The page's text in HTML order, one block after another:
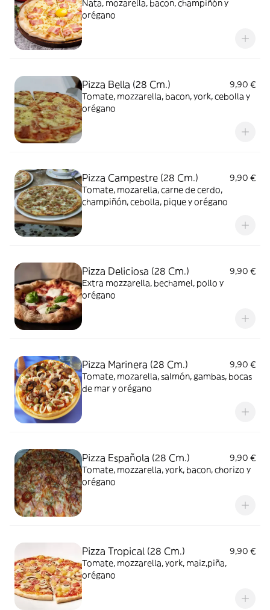
Nata, mozarella, bacon, champiñón y
orégano
Pizza Bella (28 Cm.)
9,90 €
Tomate, mozzarella, bacon, york, cebolla y
orégano
Pizza Campestre (28 Cm.)
9,90 €
Tomate, mozarella, carne de cerdo,
champiñón, cebolla, pique y orégano
Pizza Deliciosa (28 Cm.)
9,90 €
Extra mozzarella, bechamel, pollo y
orégano
Pizza Marinera (28 Cm.)
9,90 €
Tomate, mozarella, salmón, gambas, bocas
de mar y orégano
Pizza Española (28 Cm.)
9,90 €
Tomate, mozzarella, york, bacon, chorizo y
orégano
Pizza Tropical (28 Cm.)
9,90 €
Tomate, mozzarella, york, maiz,piña,
orégano